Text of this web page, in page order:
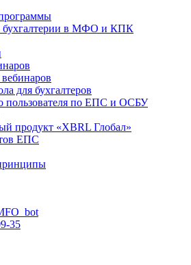
бухгалтерии в МФО и КПК
для бухгалтеров
пользователя по ЕПС и ОСБУ
продукт «XBRL Глобал»
ЕПС
35